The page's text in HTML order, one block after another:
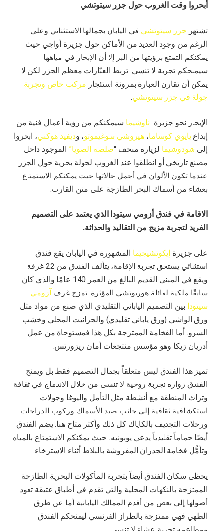
أبحروا وقت الغروب حول جزر سيتوتشي
تشتهر جزر سيتوتشي في اليابان بجمالها الاستثنائي وعلى
الرغم من وجود العديد من الأماكن حول جزيرة أواجي حيث
يمكنكم التمتع برؤيتها من البر إلا أن الإبحار في مياهها
سيمنحكم تجربة لا تنسى. تربط العبّارات معظم الجزر لكن لا
يمكن أن تقارن العبارة بمرونة استئجار مركب خاص وتجربة
جولة في جزر سيتوتشي.
الإبحار نحو جزيرة ناوشيما سيمكنكم من رؤية أعمال فنية من
إبداع يايوي كوساما، هيروشي سوغيموتو، وديفيد هوكني، ابحروا
إلى شودوشيما لزيارة متحف “صلصة الصويا” الموجود داخل
مصنع تاريخي أو انطلقوا عند الغروب لجولة بحرية حول الجزر
عندما تكون الألوان في أجمل حالاتها حيث يمكنكم الاستمتاع
بعشاء من أسماك البحر الطازجة على متن القارب.
الاقامة في فندق أزومي سيتودا الذي يعتمد على التصميم
الفريد لتجربة مزيج من التقاليد والحداثة.
على جزيرة إيكوتشيجيما المشهورة في اليابان يقع فندق
استثنائي يستحق تجربة الإقامة، يتألف الفندق من 22 غرفة
ويقع في المبنى القديم البالغ من العمر 140 عامًا والذي كان
سابقًا ملكية لعائلة هوريوتشي المؤثرة. تمزج غرف آزومي
سيتودا بين التصميم الياباني التقليدي الذي صنع من مواد مثل
ورق الواشي (ورق ياباني تقليدي) والجرانيت المحلي وخشب
السرو. أما الفخامة الممتزجة بكل هذا فمستوحاة من عمل
أدريان زيكا وهو مؤسس منتجعات أمان ريزورتس.
تميز هذا الفندق ليس متعلقاً بجمال التصميم فقط بل ويمنح
الفندق زواره تجربة روحية لا تنسى من خلال الاندماج في ثقافة
وتراث المنطقة مع أنشطة مثل التأمل واليوغا وجولات
استكشافية ثقافية إلى جانب صيد الأسماك وركوب الدراجات
ورحلات التجديف بالكاياك كل ذلك وأكثر متاح هنا. يضم الفندق
أيضًا حماماً تقليدياً يدعى يوبونيه، حيث يمكنكم الاستمتاع بالمياه
وتأمُّل فخامة الجدران المفروشة بالبلاط أثناء الاسترخاء.
يحظى سكان الفندق أيضاً بتجربة المأكولات البحرية الطازجة
الممتزجة بالنكهات المحلية والتي تقدم في أطباق عتيقة تعود
أصولها إلى بعض من أقدم الممالك اليابانية أما عن طرق
الطهي فهي ممتزجة بالطراز الفرنسي ليمنحكم الفندق